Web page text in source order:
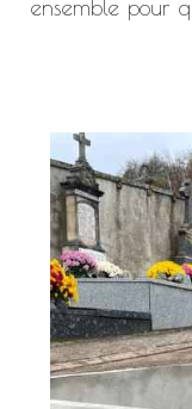
ensemble pour